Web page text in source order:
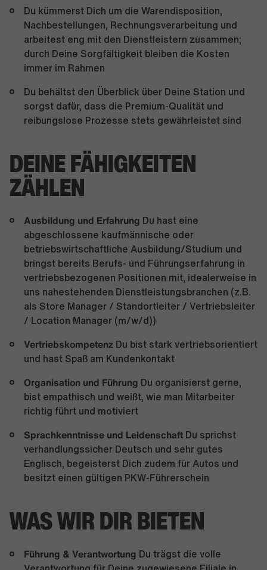
Du kümmerst Dich um die Warendisposition,
Nachbestellungen, Rechnungsverarbeitung und
arbeitest eng mit den Dienstleistern zusammen;
durch Deine Sorgfältigkeit bleiben die Kosten
immer im Rahmen
Du behältst den Überblick über Deine Station und
sorgst dafür, dass die Premium-Qualität und
reibungslose Prozesse stets gewährleistet sind
DEINE FÄHIGKEITEN
ZÄHLEN
Ausbildung und Erfahrung Du hast eine
abgeschlossene kaufmännische oder
betriebswirtschaftliche Ausbildung/Studium und
bringst bereits Berufs- und Führungserfahrung in
vertriebsbezogenen Positionen mit, idealerweise in
uns nahestehenden Dienstleistungsbranchen (z.B.
als Store Manager / Standortleiter / Vertriebsleiter
/ Location Manager (m/w/d))
Vertriebskompetenz Du bist stark vertriebsorientiert
und hast Spaß am Kundenkontakt
Organisation und Führung Du organisierst gerne,
bist empathisch und weißt, wie man Mitarbeiter
richtig führt und motiviert
Sprachkenntnisse und Leidenschaft Du sprichst
verhandlungssicher Deutsch und sehr gutes
Englisch, begeisterst Dich zudem für Autos und
besitzt einen gültigen PKW-Führerschein
WAS WIR DIR BIETEN
Führung & Verantwortung Du trägst die volle